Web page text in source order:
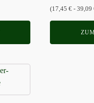
(17,45 € - 39,09
der
werden